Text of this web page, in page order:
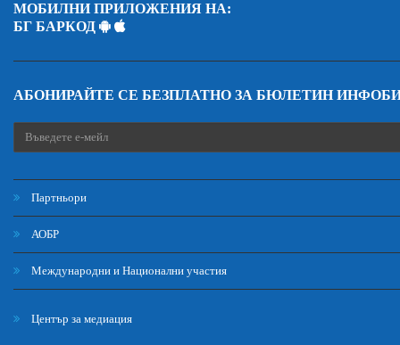
МОБИЛНИ ПРИЛОЖЕНИЯ НА:
БГ БАРКОД
АБОНИРАЙТЕ СЕ БЕЗПЛАТНО ЗА БЮЛЕТИН
Партньори
АОБР
Международни и Национални участия
Център за медиация